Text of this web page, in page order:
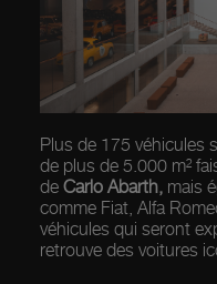
Plus de 175 véhicules
de plus de 5.000 m²
de Carlo Abarth,mais
comme Fiat, Alfa
véhicules qui seront
retrouve des voitures